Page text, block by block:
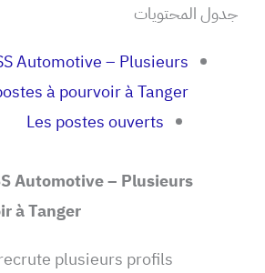
جدول المحتويات
Automotive – Plusieurs
à pourvoir à Tanger
Les postes ouverts
Automotive – Plusieurs
à Tanger
plusieurs profils